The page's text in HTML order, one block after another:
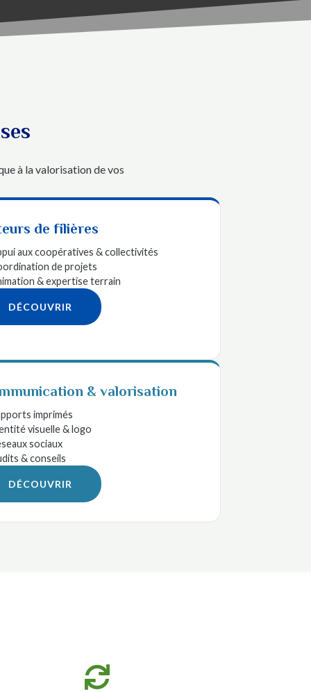
à la valorisation de vos
de filières
aux coopératives & collectivités
de projets
& expertise terrain
DÉCOUVRIR
& valorisation
imprimés
visuelle & logo
sociaux
& conseils
DÉCOUVRIR
